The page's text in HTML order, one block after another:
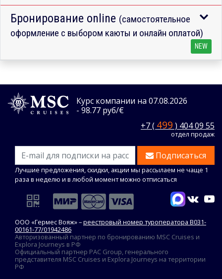
Бронирование online (самостоятельное
оформление с выбором каюты и онлайн оплатой)
NEW
Курс компании на 07.08.2026
- 98.77 руб/€
+7 ( 499 ) 404 09 55
отдел продаж
Подписаться
Лучшие предложения, скидки, акции мы рассылаем не чаще 1
раза в неделю и в любой момент можно отписаться
ООО «Гермес Вояж» –реестровый номер туроператора В031-
00161-77/01942486
Авторизованный партнер по бронированию MSC Cruises и
Explora Journeys в РФ
Официальный партнер PAC Group, генерального
представителя MSC Cruises и Explora Journeys на территории
РФ